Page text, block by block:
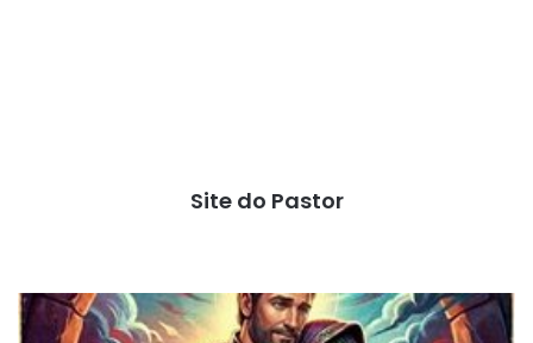
Site do Pastor
Amar
quem